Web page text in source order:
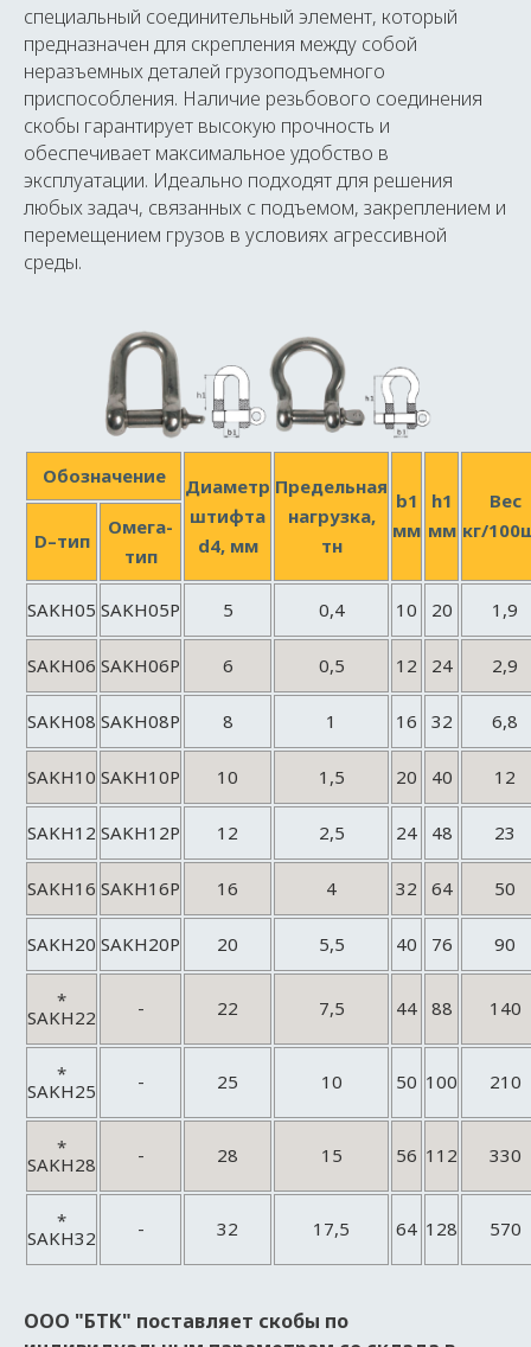
специальный соединительный элемент, который
предназначен для скрепления между собой
неразъемных деталей грузоподъемного
приспособления. Наличие резьбового соединения
скобы гарантирует высокую прочность и
обеспечивает максимальное удобство в
эксплуатации. Идеально подходят для решения
любых задач, связанных с подъемом, закреплением и
перемещением грузов в условиях агрессивной
среды.
Обозначение
Диаметр
штифта
d4, мм
Предельная
нагрузка,
тн
b1
мм
h1
мм
Вес
кг/
D–тип
Омега-
тип
SAKH05 SAKH05P 5 0,4 10 20 1,9
SAKH06 SAKH06P 6 0,5 12 24 2,9
SAKH08 SAKH08P 8 1 16 32 6,8
SAKH10 SAKH10P 10 1,5 20 40 12
SAKH12 SAKH12P 12 2,5 24 48 23
SAKH16 SAKH16P 16 4 32 64 50
SAKH20 SAKH20P 20 5,5 40 76 90
*
SAKH22 - 22 7,5 44 88 140
*
SAKH25 - 25 10 50 100 210
*
SAKH28 - 28 15 56 112 330
*
SAKH32 - 32 17,5 64 128 570
ООО "БТК" поставляет скобы по